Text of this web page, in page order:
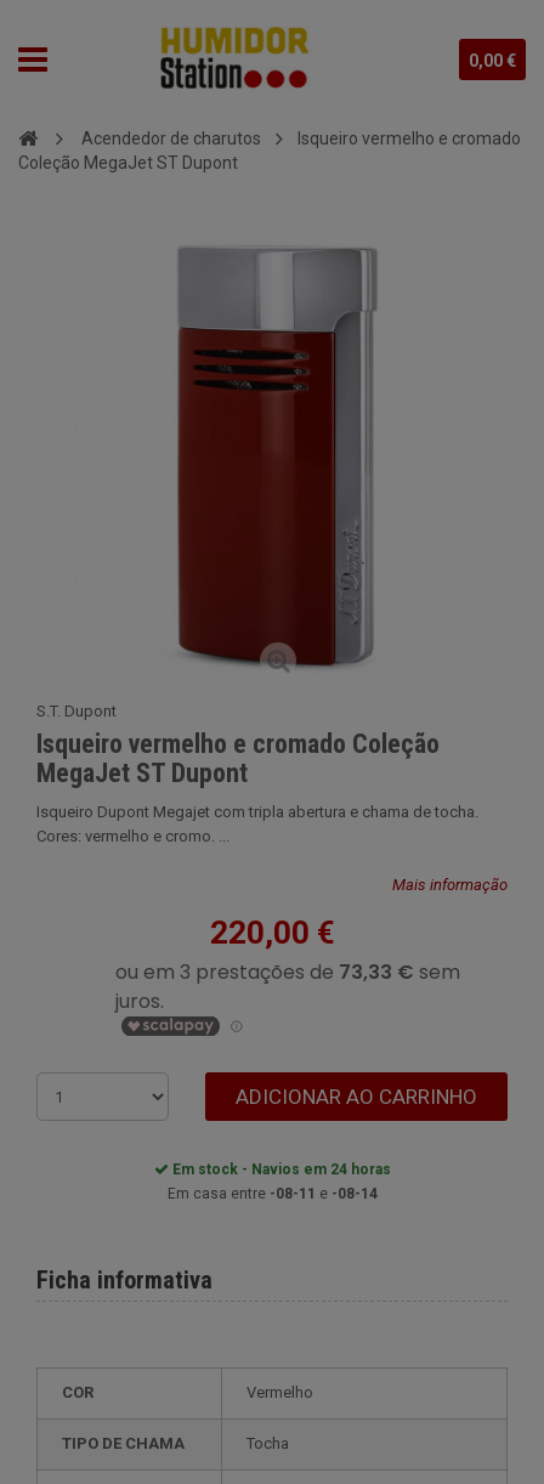
0,00 €
Acendedor de charutos
Isqueiro vermelho e cromado
Coleção MegaJet ST Dupont
S.T. Dupont
Isqueiro vermelho e cromado Coleção
MegaJet ST Dupont
Isqueiro Dupont Megajet com tripla abertura e chama de tocha.
Cores: vermelho e cromo. ...
Mais informação
220,00 €
ADICIONAR AO CARRINHO
Em stock - Navios em 24 horas
Em casa entre -08-11 e -08-14
Ficha informativa
COR Vermelho
TIPO DE CHAMA Tocha